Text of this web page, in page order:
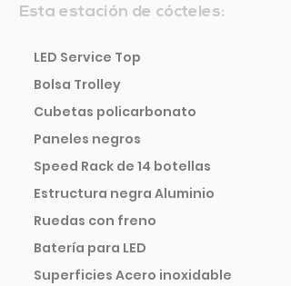
Esta estación de cócteles:
LED Service Top
Bolsa Trolley
Cubetas policarbonato
Paneles negros
Speed Rack de 14 botellas
Estructura negra Aluminio
Ruedas con freno
Batería para LED
Superficies Acero inoxidable